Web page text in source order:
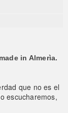
in Almerìa.
que no es el
escucharemos,